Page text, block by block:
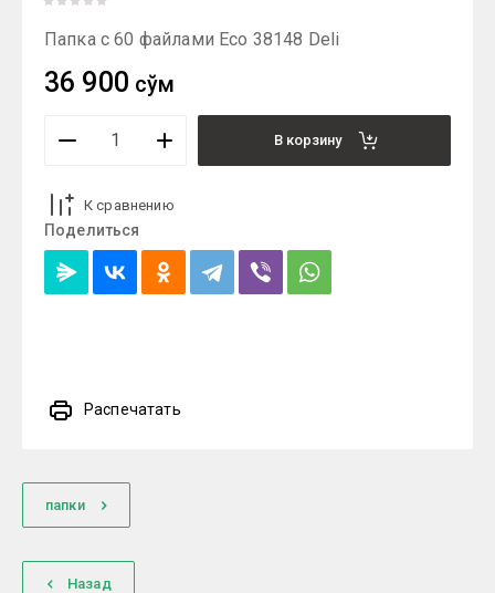
Папка с 60 файлами Eco 38148 Deli
36 900 сўм
В корзину
К сравнению
Поделиться
Распечатать
папки
Назад